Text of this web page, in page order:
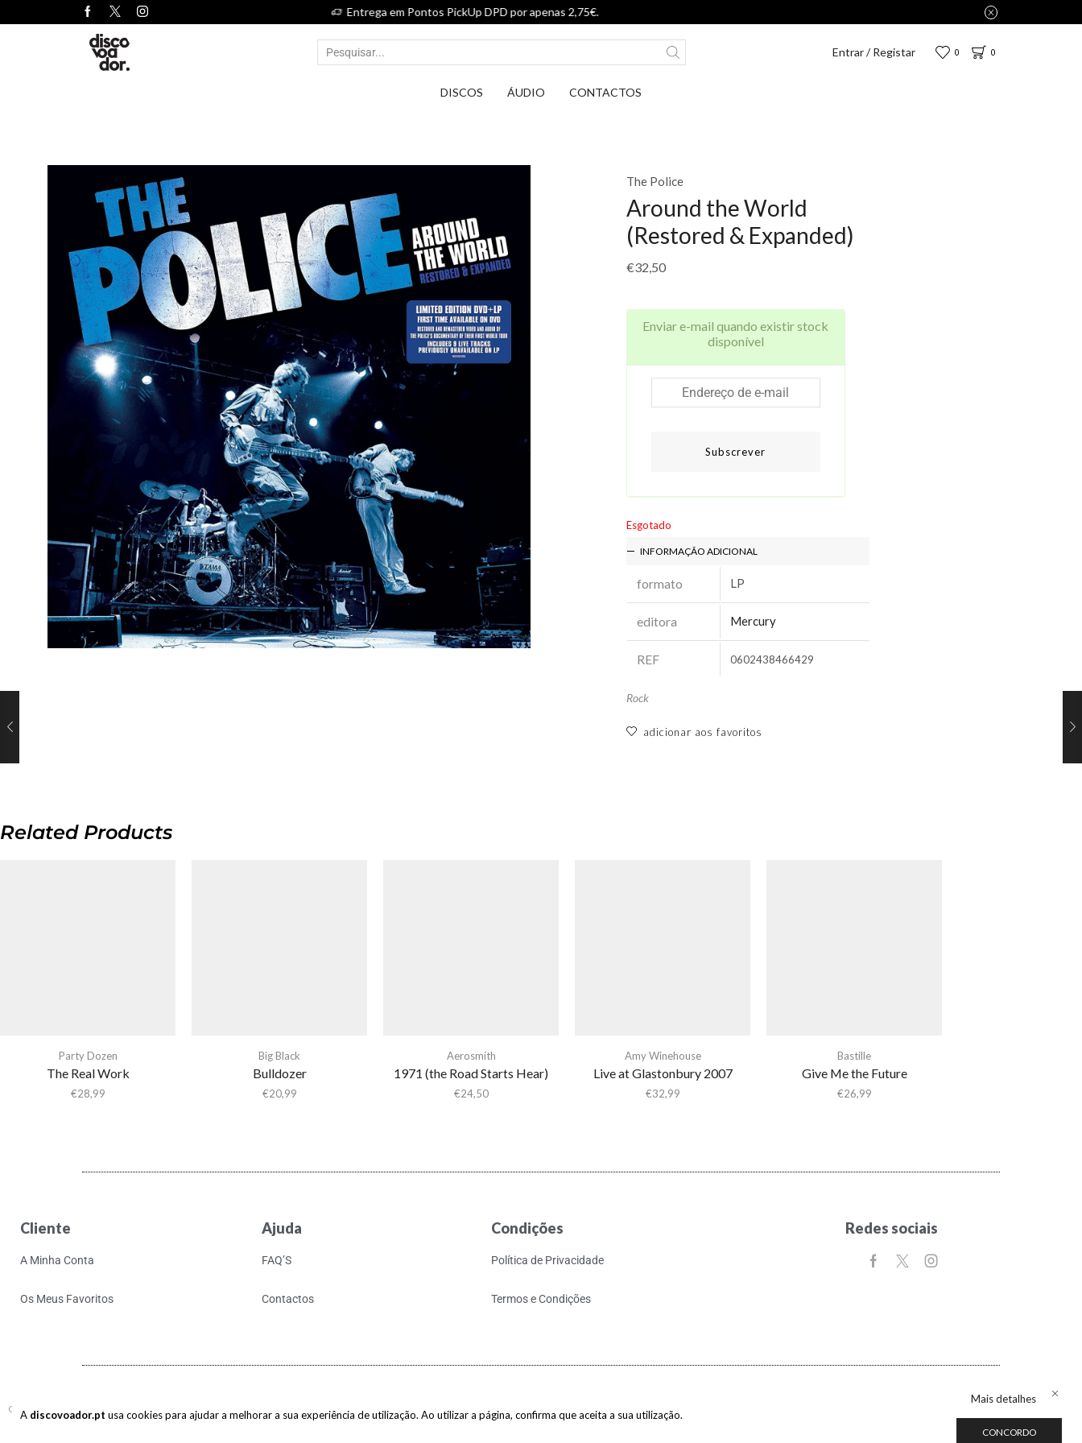
Entrega em Pontos PickUp DPD por apenas 2,75€.
Entrar / Registar 0 0
DISCOS ÁUDIO CONTACTOS
The Police
Around the World
(Restored & Expanded)
€32,50
Enviar e-mail quando existir stock
disponível
Subscrever
Esgotado
INFORMAÇÃO ADICIONAL
formato LP
editora Mercury
REF 0602438466429
Rock
adicionar aos favoritos
Related Products
Party Dozen
The Real Work
€28,99
Big Black
Bulldozer
€20,99
Aerosmith
1971 (the Road Starts Hear)
€24,50
Amy Winehouse
Live at Glastonbury 2007
€32,99
Bastille
Give Me the Future
€26,99
A discovoador.pt usa cookies para ajudar a melhorar a sua experiência de utilização. Ao utilizar a página, confirma que aceita a sua utilização.
Mais detalhes
CONCORDO
Cliente
A Minha Conta
Os Meus Favoritos
Ajuda
FAQ’S
Contactos
Condições
Política de Privacidade
Termos e Condições
Redes sociais
Copyright © 2017-2026 discovoador. Todos os direitos reservados.